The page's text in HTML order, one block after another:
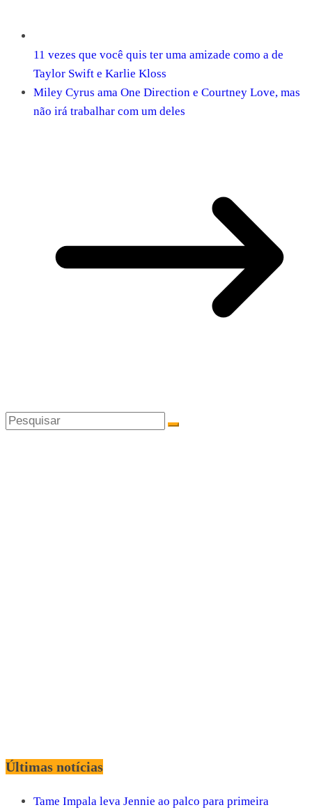
11 vezes que você quis ter uma amizade como a de
Taylor Swift e Karlie Kloss
Miley Cyrus ama One Direction e Courtney Love, mas
não irá trabalhar com um deles
Últimas notícias
Tame Impala leva Jennie ao palco para primeira